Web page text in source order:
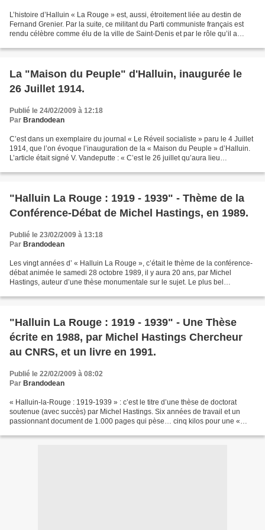
L’histoire d’Halluin « La Rouge » est, aussi, étroitement liée au destin de
Fernand Grenier. Par la suite, ce militant du Parti communiste français est
rendu célèbre comme élu de la ville de Saint-Denis et par le rôle qu’il a
La "Maison du Peuple" d'Halluin, inaugurée le
26 Juillet 1914.
Publié le 24/02/2009 à 12:18
Par Brandodean
C’est dans un exemplaire du journal « Le Réveil socialiste » paru le 4 Juillet
1914, que l’on évoque l’inauguration de la « Maison du Peuple » d’Halluin.
L’article était signé V. Vandeputte : « C’est le 26 juillet qu’aura lieu
"Halluin La Rouge : 1919 - 1939" - Thème de la
Conférence-Débat de Michel Hastings, en 1989.
Publié le 23/02/2009 à 13:18
Par Brandodean
Les vingt années d’ « Halluin La Rouge », c’était le thème de la conférence-
débat animée le samedi 28 octobre 1989, il y aura 20 ans, par Michel
Hastings, auteur d’une thèse monumentale sur le sujet. Le plus bel
"Halluin La Rouge : 1919 - 1939" - Une Thèse
écrite en 1988, par Michel Hastings Chercheur
au CNRS, et un livre en 1991.
Publié le 22/02/2009 à 08:02
Par Brandodean
« Halluin-la-Rouge : 1919-1939 » : c’est le titre d’une thèse de doctorat
soutenue (avec succès) par Michel Hastings. Six années de travail et un
passionnant document de 1.000 pages qui pèse… cinq kilos pour une «